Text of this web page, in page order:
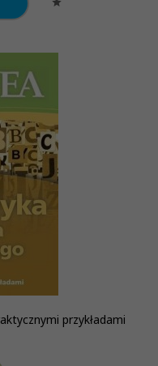
przykładami